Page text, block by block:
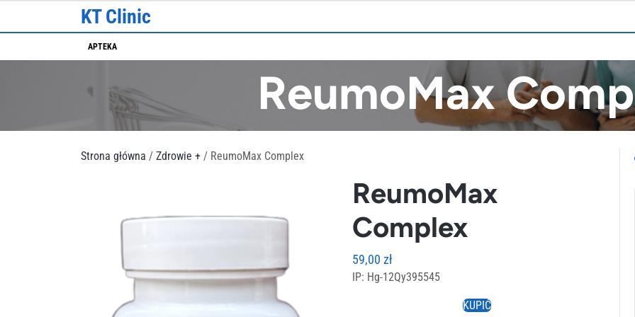
KT Clinic
APTEKA
ReumoMax
Strona główna / Zdrowie + / ReumoMax Complex
ReumoMax
Complex
59,00 zł
IP: Hg-12Qy395545
KUPIĆ